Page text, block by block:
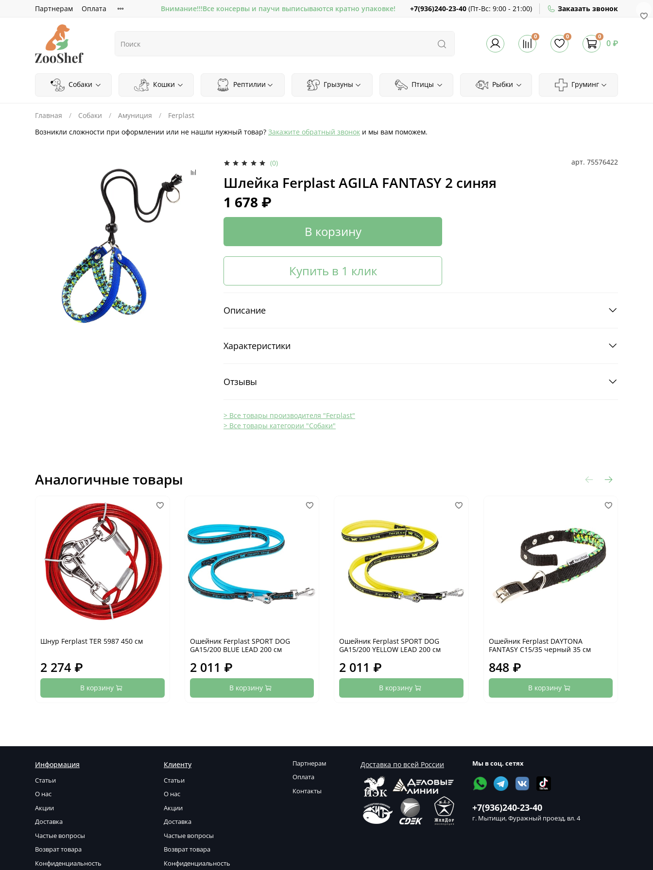
Партнерам Оплата Внимание!!!Все консервы и паучи выписываются кратно упаковке! +7(936)240-23-40 (Пт-Вс: 9:00 - 21:00) Заказать звонок
0 0 0
0 ₽
Собаки Кошки Рептилии Грызуны Птицы Рыбки Груминг
Главная Собаки Амуниция
Ferplast
Возникли сложности при оформлении или не нашли нужный товар? Закажите обратный звонок и мы вам поможем.
(0) арт. 75576422
Шлейка Ferplast AGILA FANTASY 2 синяя
1 678 ₽
В корзину
Купить в 1 клик
Описание
Характеристики
Отзывы
> Все товары производителя "Ferplast"
> Все товары категории "Собаки"
Аналогичные товары
Шнур Ferplast TER 5987 450 см
2 274 ₽
В корзину
Ошейник Ferplast SPORT DOG
GA15/200 BLUE LEAD 200 см
2 011 ₽
В корзину
Ошейник Ferplast SPORT DOG
GA15/200 YELLOW LEAD 200 см
2 011 ₽
В корзину
Ошейник Ferplast DAYTONA
FANTASY C15/35 черный 35 см
848 ₽
В корзину
Информация
Статьи
О нас
Акции
Доставка
Частые вопросы
Возврат товара
Конфиденциальность
Клиенту
Статьи
О нас
Акции
Доставка
Частые вопросы
Возврат товара
Конфиденциальность
Партнерам
Оплата
Контакты
Доставка по всей России Мы в соц. сетях
+7(936)240-23-40
г. Мытищи, Фуражный проезд, вл. 4